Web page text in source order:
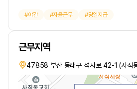
야간 자율근무 당일지급
근무지역
47858 부산 동래구 석사로 42-1 (사직